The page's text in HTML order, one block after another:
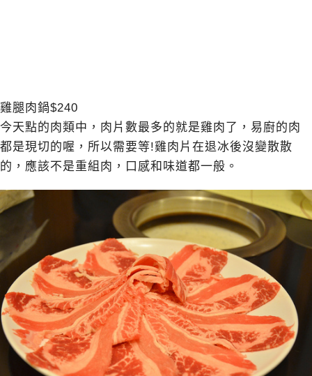
雞腿肉鍋$240
今天點的肉類中，肉片數最多的就是雞肉了，易廚的肉
都是現切的喔，所以需要等!雞肉片在退冰後沒變散散
的，應該不是重組肉，口感和味道都一般。